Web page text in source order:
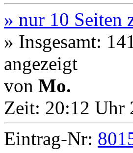
» nur 10 Seiten
» Insgesamt:
angezeigt
von Mo.
Zeit: 20:12 Uhr
Eintrag-Nr: